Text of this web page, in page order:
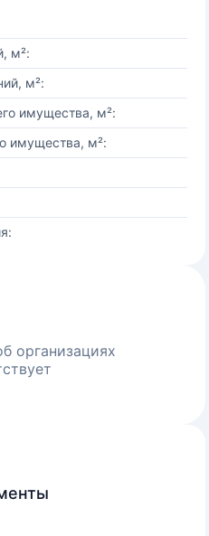
м²:
м²:
имущества, м²:
имущества, м²:
организациях